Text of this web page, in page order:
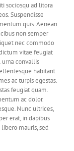
sociosqu ad litora
Suspendisse
quis. Aenean
non semper
nec commodo
vitae feugiat
urna convallis
habitant
ac turpis egestas.
feugiat quam.
ac dolor.
Nunc ultrices,
erat, in dapibus
mauris, sed